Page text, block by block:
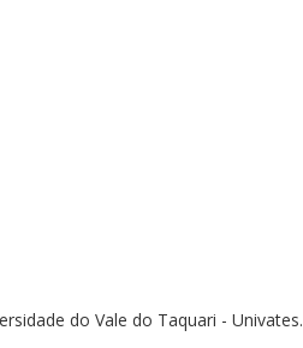
do Vale do Taquari - Univates.